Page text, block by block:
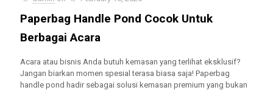
Paperbag Handle Pond Cocok Untuk
Berbagai Acara
Acara atau bisnis Anda butuh kemasan yang terlihat eksklusif?
Jangan biarkan momen spesial terasa biasa saja! Paperbag
handle pond hadir sebagai solusi kemasan premium yang bukan